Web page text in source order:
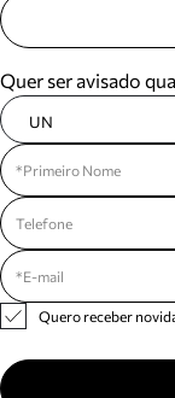
Quer ser avisado
UN
Quero receber